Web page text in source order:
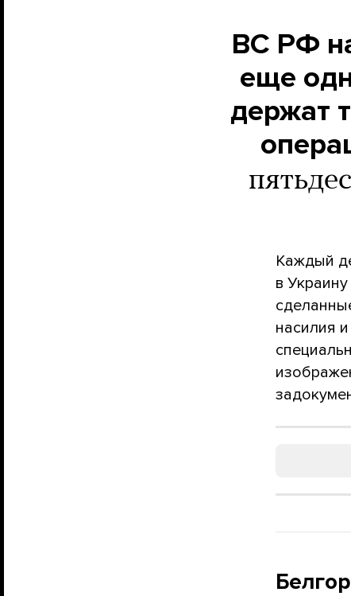
ВС РФ
еще
держат
Каждый
в
насилия